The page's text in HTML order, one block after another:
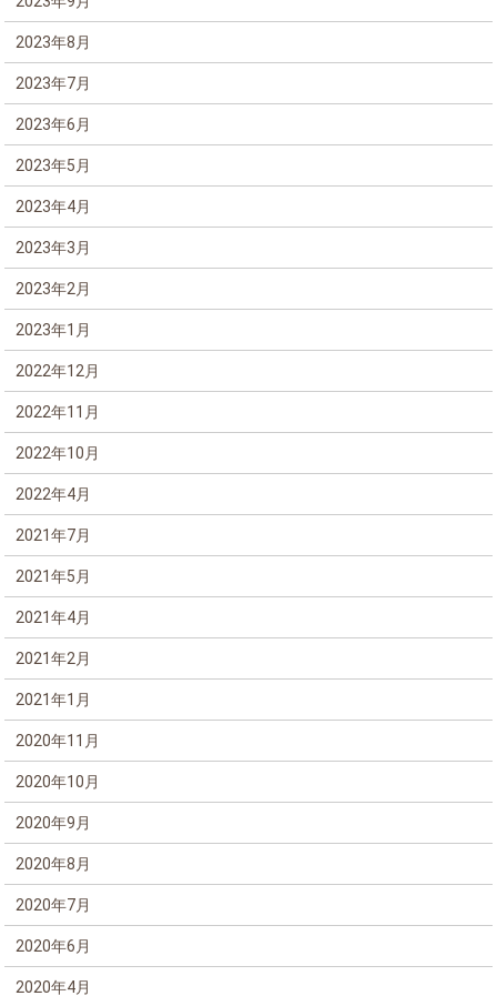
2023年8月
2023年7月
2023年6月
2023年5月
2023年4月
2023年3月
2023年2月
2023年1月
2022年12月
2022年11月
2022年10月
2022年4月
2021年7月
2021年5月
2021年4月
2021年2月
2021年1月
2020年11月
2020年10月
2020年9月
2020年8月
2020年7月
2020年6月
2020年4月